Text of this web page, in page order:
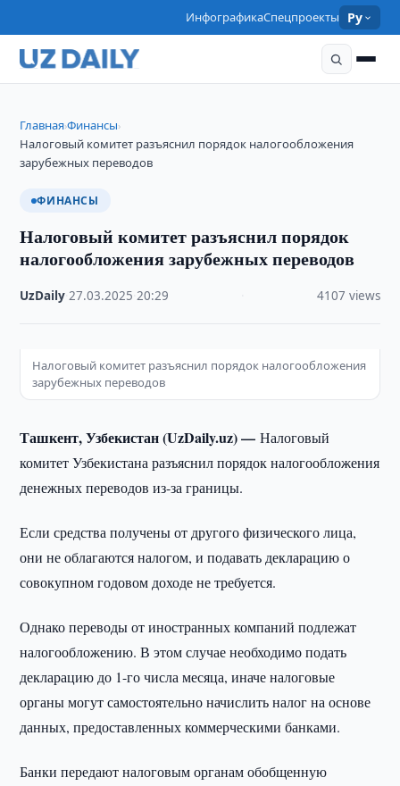
ИнфографикаСпецпроекты Ру
Главная›Финансы›
Налоговый комитет разъяснил порядок налогообложения
зарубежных переводов
ФИНАНСЫ
Налоговый комитет разъяснил порядок
налогообложения зарубежных переводов
UzDaily ·27.03.2025 ·20:29 4107 views
Налоговый комитет разъяснил порядок налогообложения
зарубежных переводов
Ташкент, Узбекистан (UzDaily.uz) —Налоговый
комитет Узбекистана разъяснил порядок налогообложения
денежных переводов из-за границы.
Если средства получены от другого физического лица,
они не облагаются налогом, и подавать декларацию о
совокупном годовом доходе не требуется.
Однако переводы от иностранных компаний подлежат
налогообложению. В этом случае необходимо подать
декларацию до 1-го числа месяца, иначе налоговые
органы могут самостоятельно начислить налог на основе
данных, предоставленных коммерческими банками.
Банки передают налоговым органам обобщенную